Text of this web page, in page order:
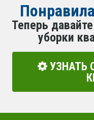
Теперь
уборки
УЗНАТЬ